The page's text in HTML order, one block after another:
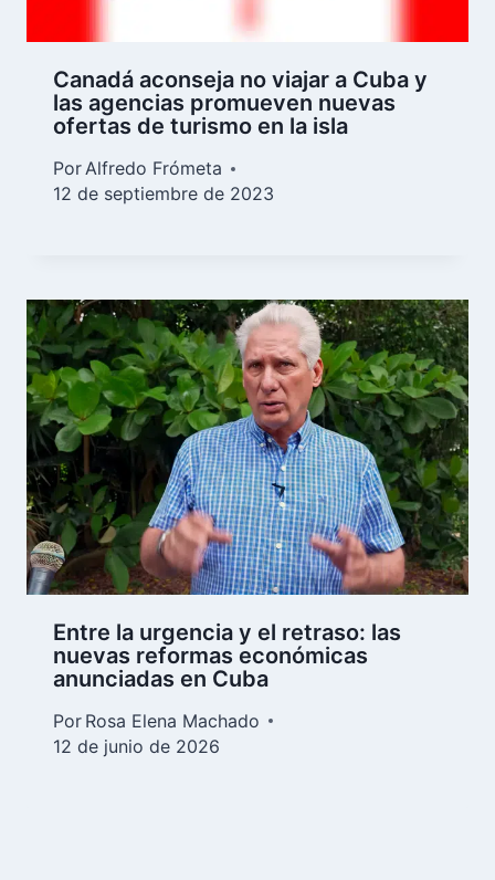
Canadá aconseja no viajar a Cuba y
las agencias promueven nuevas
ofertas de turismo en la isla
PorAlfredo Frómeta
12 de septiembre de 2023
Entre la urgencia y el retraso: las
nuevas reformas económicas
anunciadas en Cuba
Por Rosa Elena Machado
12 de junio de 2026